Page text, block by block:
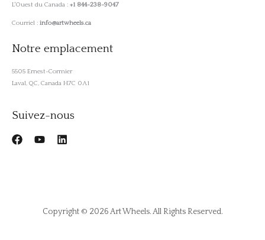
L'Ouest du Canada : +1 844-238-9047
Courriel : info@artwheels.ca
Notre emplacement
5505 Ernest-Cormier
Laval, QC, Canada H7C 0A1
Suivez-nous
Copyright © 2026 Art Wheels. All Rights Reserved.